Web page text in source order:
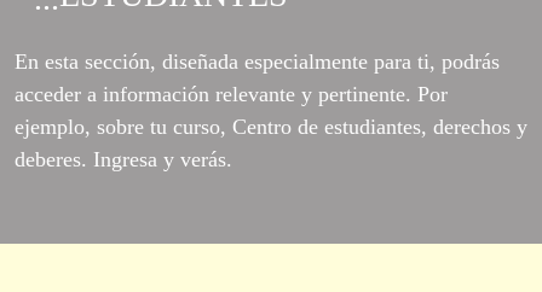
En esta sección, diseñada especialmente para ti, podrás
acceder a información relevante y pertinente. Por
ejemplo, sobre tu curso, Centro de estudiantes, derechos y
deberes. Ingresa y verás.